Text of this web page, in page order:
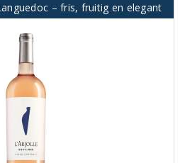
– fris, fruitig en elegant